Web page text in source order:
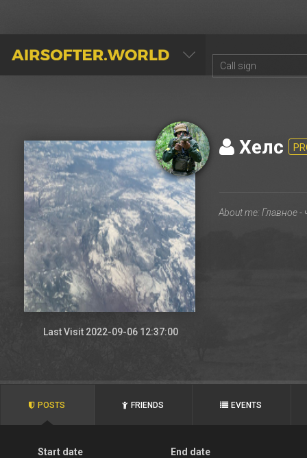
AIRSOFTER.WORLD
Last Visit 2022-09-06 12:37:00
Хелс
POSTS FRIENDS EVENTS
Start date End date